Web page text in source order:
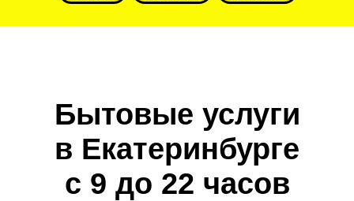
Бытовые услуги
в Екатеринбурге
с 9 до 22 часов